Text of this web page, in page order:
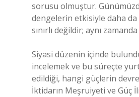
sorusu olmuştur.
dengelerin etkisiyle daha
sınırlı değildir; aynı
Siyasi düzenin içinde
incelemek ve bu süreçte
edildiği, hangi güçlerin
İktidarın Meşruiyeti ve Güç